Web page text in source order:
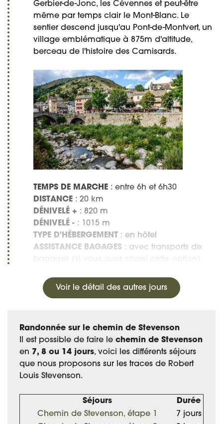
Gerbier-de-Jonc, les Cévennes et peut-être
même par temps clair le Mont-Blanc. Le
sentier descend jusqu'au Pont-de-Montvert, un
village emblématique à 875m d'altitude,
berceau de l'histoire des Camisards.
TEMPS DE MARCHE : entre 6h et 6h30
DISTANCE : 20 km
DÉNIVELÉ + : 820 m
DÉNIVELÉ - : 1015 m
TYPE D'HÉBERGEMENT : en hôtel
ASSISTANCE BAGAGES : avec transports de
Voir le détail des autres jours
Randonnée sur le chemin de Stevenson
Il est possible de faire le chemin de Stevenson
en 7, 8 ou 14 jours, voici les différents séjours
que nous proposons sur les traces de Robert
Louis Stevenson.
Séjours
Durée
Chemin de Stevenson, étape 1
7 jours